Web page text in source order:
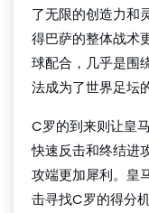
了无限的创造力和
得巴萨的整体战术
球配合，几乎是围
法成为了世界足坛
C罗的到来则让皇
快速反击和终结进
攻端更加犀利。皇
击寻找C罗的得分